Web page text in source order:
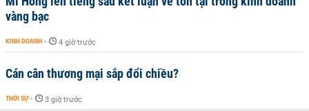
vàng bạc
KINH DOANH - 4 giờ trước
Cán cân thương mại sắp đổi chiều?
THỜI SỰ - 3 giờ trước